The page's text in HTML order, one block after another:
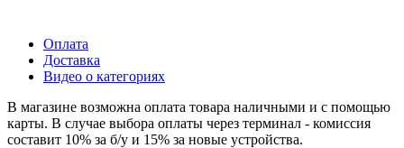
Оплата
Доставка
Видео о категориях
В магазине возможна оплата товара наличными и с помощью
карты. В случае выбора оплаты через терминал - комиссия
составит 10% за б/у и 15% за новые устройства.